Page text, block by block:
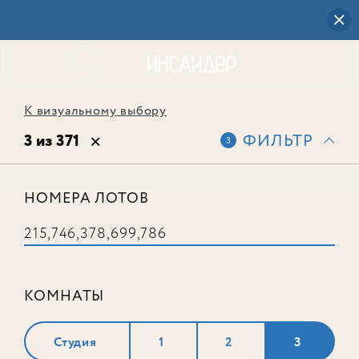
К визуальному выбору
3 из 371 3 ФИЛЬТР
НОМЕРА ЛОТОВ
КОМНАТЫ
Студия 1 2 3